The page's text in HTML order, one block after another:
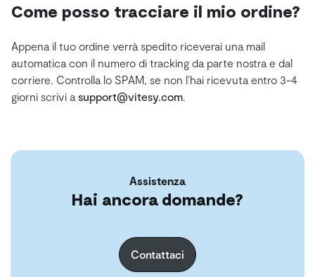
Come posso tracciare il mio ordine?
Appena il tuo ordine verrà spedito riceverai una mail
automatica con il numero di tracking da parte nostra e dal
corriere. Controlla lo SPAM, se non l’hai ricevuta entro 3-4
giorni scrivi a support@vitesy.com.
Assistenza
Hai ancora domande?
Contattaci